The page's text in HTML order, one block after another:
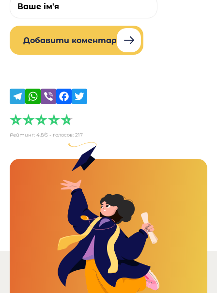
Добавити коментар
Рейтинг: 4.8/5 - голосов: 217